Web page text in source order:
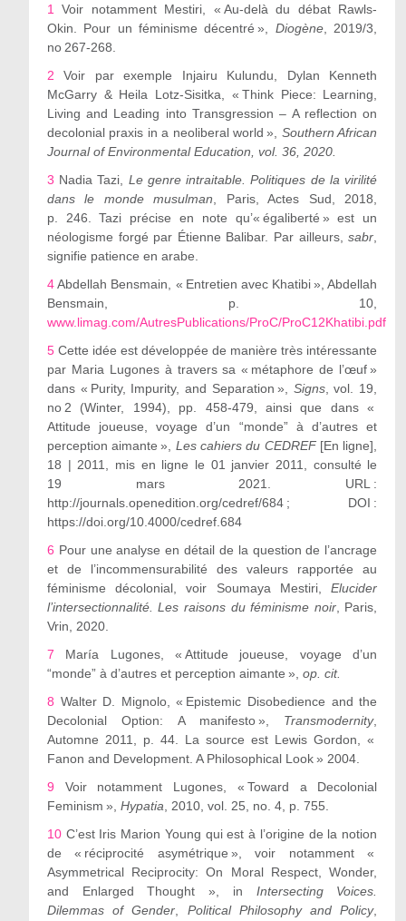
1 Voir notamment Mestiri, « Au-delà du débat Rawls-
Okin. Pour un féminisme décentré », Diogène, 2019/3,
no267-268.
2 Voir par exemple Injairu Kulundu, Dylan Kenneth
McGarry & Heila Lotz-Sisitka, « Think Piece: Learning,
Living and Leading into Transgression – A reflection on
decolonial praxis in a neoliberal world », Southern African
Journal of Environmental Education, vol. 36, 2020.
3 Nadia Tazi, Le genre intraitable. Politiques de la virilité
dans le monde musulman, Paris, Actes Sud, 2018,
p. 246. Tazi précise en note qu’« égaliberté » est un
néologisme forgé par Étienne Balibar. Par ailleurs,sabr,
signifie patience en arabe.
4Abdellah Bensmain, « Entretien avec Khatibi », Abdellah
Bensmain, p. 10,
www.limag.com/AutresPublications/ProC/ProC12Khatibi.pdf
5Cette idée est développée de manière très intéressante
par Maria Lugones à travers sa « métaphore de l’œuf »
dans « Purity, Impurity, and Separation », Signs, vol. 19,
no2 (Winter, 1994), pp. 458-479, ainsi que dans «
Attitude joueuse, voyage d’un “monde” à d’autres et
perception aimante », Les cahiers du CEDREF[En ligne],
18 | 2011, mis en ligne le 01 janvier 2011, consulté le
19 mars 2021. URL :
http://journals.openedition.org/cedref/684 ; DOI :
https://doi.org/10.4000/cedref.684
6 Pour une analyse en détail de la question de l’ancrage
et de l’incommensurabilité des valeurs rapportée au
féminisme décolonial, voir Soumaya Mestiri,Elucider
l’intersectionnalité. Les raisons du féminisme noir, Paris,
Vrin, 2020.
7 María Lugones, « Attitude joueuse, voyage d’un
“monde” à d’autres et perception aimante », op. cit.
8 Walter D. Mignolo, « Epistemic Disobedience and the
Decolonial Option: A manifesto », Transmodernity,
Automne 2011, p. 44. La source est Lewis Gordon, «
Fanon and Development. A Philosophical Look » 2004.
9 Voir notamment Lugones, « Toward a Decolonial
Feminism », Hypatia, 2010, vol. 25, no. 4, p. 755.
10C’est Iris Marion Young qui est à l’origine de la notion
de « réciprocité asymétrique », voir notamment «
Asymmetrical Reciprocity: On Moral Respect, Wonder,
and Enlarged Thought », in Intersecting Voices.
Dilemmas of Gender, Political Philosophy and Policy,